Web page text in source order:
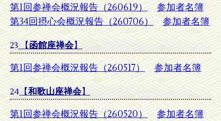
第1回参禅会概況報告（260619）
参加者名簿
第34回摂心会概況報告（260706）
参加者名簿
23 【函館座禅会】
第1回参禅会概況報告（260517） 参加者名簿
24【和歌山座禅会】
第1回参禅会概況報告（260520） 参加者名簿